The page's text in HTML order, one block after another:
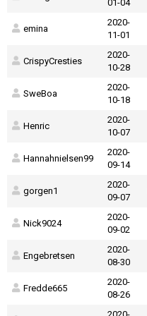
01-04
emina
2020-
11-01
CrispyCresties
2020-
10-28
SweBoa
2020-
10-18
Henric
2020-
10-07
Hannahnielsen99
2020-
09-14
gorgen1
2020-
09-07
Nick9024
2020-
09-02
Engebretsen
2020-
08-30
Fredde665
2020-
08-26